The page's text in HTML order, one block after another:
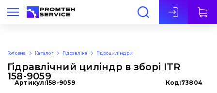
Укр
Головна Каталог Гідравліка Гідроциліндри
Гідравлічний циліндр в зборі ITR
158-9059
Артикул:158-9059 Код:73804